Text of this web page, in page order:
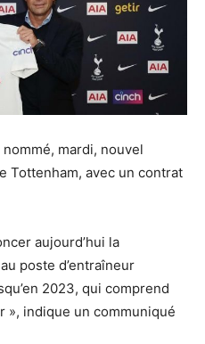
nommé, mardi, nouvel
Tottenham, avec un contrat
aujourd’hui la
poste d’entraîneur
2023, qui comprend
», indique un communiqué